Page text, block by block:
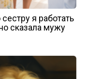
я работать
сказала мужу